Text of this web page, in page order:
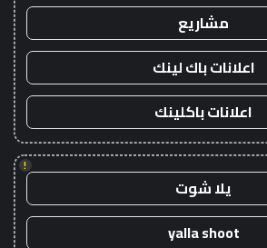
مشاريع
اعلانات باك لينك
اعلانات باكلينك
!
يلا شوت
yalla shoot